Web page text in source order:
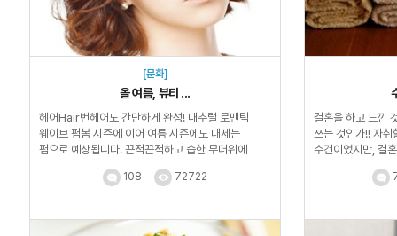
[문화]
올 여름, 뷰티 ...
헤어Hair번헤어도 간단하게 완성! 내추럴 로맨틱
웨이브 펌봄 시즌에 이어 여름 시즌에도 대세는
펌으로 예상됩니다. 끈적끈적하고 습한 무더위에
뜨거운 드라이기의 ...
108 72722
결혼을 하고 느낀
쓰는 것인가!! 자취
수건이었지만, 결